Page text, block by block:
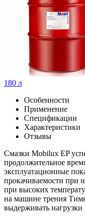
180 л
Особенности
Применение
Спецификации
Характеристики
Отзывы
Смазки Mobilux EP
продолжительное
эксплуатационные
прокачиваемости при
при высоких
на машине трения
выдерживать нагрузки